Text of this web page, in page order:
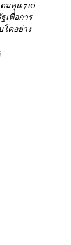
ดมทุน 710
เพื่อการ
โตอย่าง